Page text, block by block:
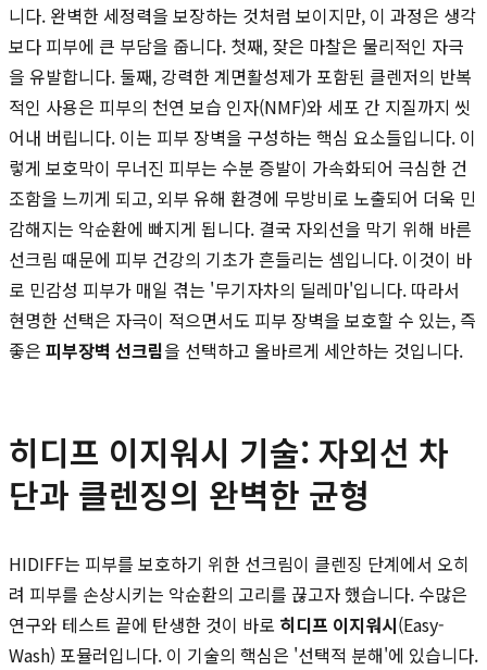
니다. 완벽한 세정력을 보장하는 것처럼 보이지만, 이 과정은 생각
보다 피부에 큰 부담을 줍니다. 첫째, 잦은 마찰은 물리적인 자극
을 유발합니다. 둘째, 강력한 계면활성제가 포함된 클렌저의 반복
적인 사용은 피부의 천연 보습 인자(NMF)와 세포 간 지질까지 씻
어내 버립니다. 이는 피부 장벽을 구성하는 핵심 요소들입니다. 이
렇게 보호막이 무너진 피부는 수분 증발이 가속화되어 극심한 건
조함을 느끼게 되고, 외부 유해 환경에 무방비로 노출되어 더욱 민
감해지는 악순환에 빠지게 됩니다. 결국 자외선을 막기 위해 바른
선크림 때문에 피부 건강의 기초가 흔들리는 셈입니다. 이것이 바
로 민감성 피부가 매일 겪는 '무기자차의 딜레마'입니다. 따라서
현명한 선택은 자극이 적으면서도 피부 장벽을 보호할 수 있는, 즉
좋은 피부장벽 선크림을 선택하고 올바르게 세안하는 것입니다.
히디프 이지워시 기술: 자외선 차
단과 클렌징의 완벽한 균형
HIDIFF는 피부를 보호하기 위한 선크림이 클렌징 단계에서 오히
려 피부를 손상시키는 악순환의 고리를 끊고자 했습니다. 수많은
연구와 테스트 끝에 탄생한 것이 바로 히디프 이지워시(Easy-
Wash) 포뮬러입니다. 이 기술의 핵심은 '선택적 분해'에 있습니다.